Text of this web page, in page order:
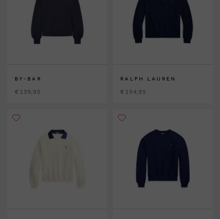
BY-BAR
€ 139,95
RALPH LAUREN
€ 194,95